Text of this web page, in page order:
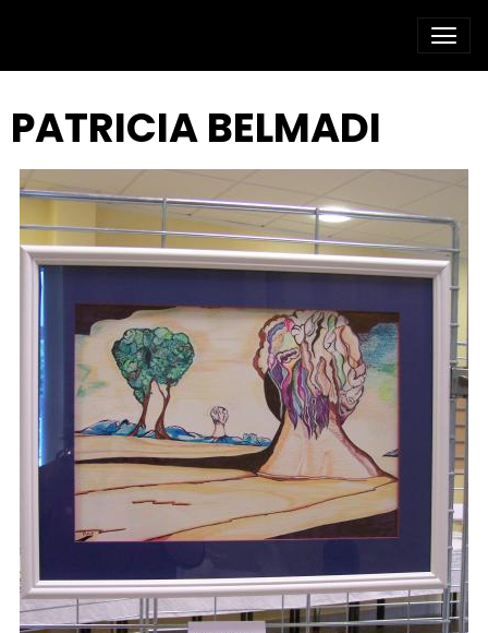
PATRICIA BELMADI